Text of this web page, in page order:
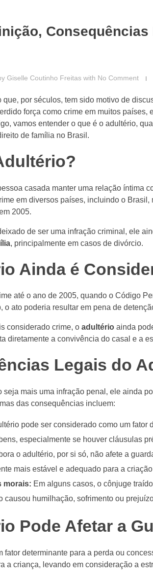
Giselle Coutinho Freitas with No Comment
que, por séculos, tem sido motivo de
força como crime em muitos
vamos entender o que é o adultério,
de família no Brasil.
casada manter uma relação íntima
em diversos países, incluindo o
2005.
de ser uma infração criminal, ele
, principalmente em casos de divórcio.
Ainda é
até o ano de 2005, quando o Código
o ato poderia resultar em pena de
considerado crime, o adultério ainda
diretamente a convivência do casal e a
Legais do
seja mais uma infração penal, ele ainda
das consequências incluem:
pode ser considerado como um
especialmente se houver cláusulas
o adultério, por si só, não afete a
mais estável e adequado para a
morais: Em alguns casos, o cônjuge
causou humilhação, sofrimento ou
Pode Afetar a
fator determinante para a perda ou
a criança, levando em consideração a